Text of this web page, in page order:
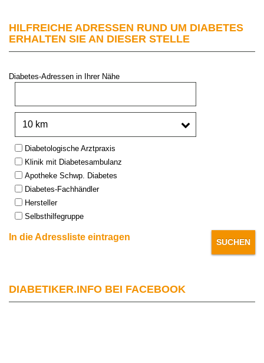
HILFREICHE ADRESSEN RUND UM DIABETES
ERHALTEN SIE AN DIESER STELLE
Diabetes-Adressen in Ihrer Nähe
Type:Diabetologische Arztpraxis
Klinik mit Diabetesambulanz
Apotheke Schwp. Diabetes
Diabetes-Fachhändler
Hersteller
Selbsthilfegruppe
In die Adressliste eintragen
DIABETIKER.INFO BEI FACEBOOK